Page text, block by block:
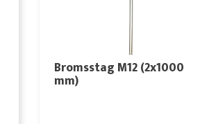
Bromsstag M12 (2x1000
mm)